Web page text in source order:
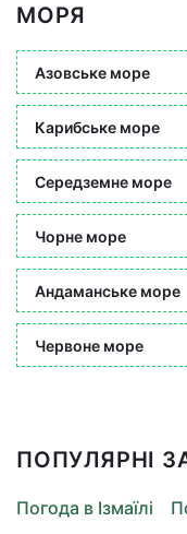
МОРЯ
Азовське море
Карибське море
Середземне море
Чорне море
Андаманське море
Червоне море
ПОПУЛЯРНІ
Погода в Ізмаїлі